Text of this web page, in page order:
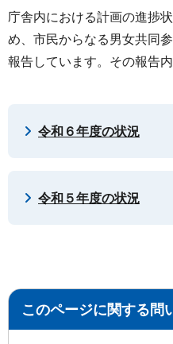
庁舎内における計画の進捗
め、市民からなる男女共同
報告しています。その報告
令和６年度の状況
令和５年度の状況
このページに関する問